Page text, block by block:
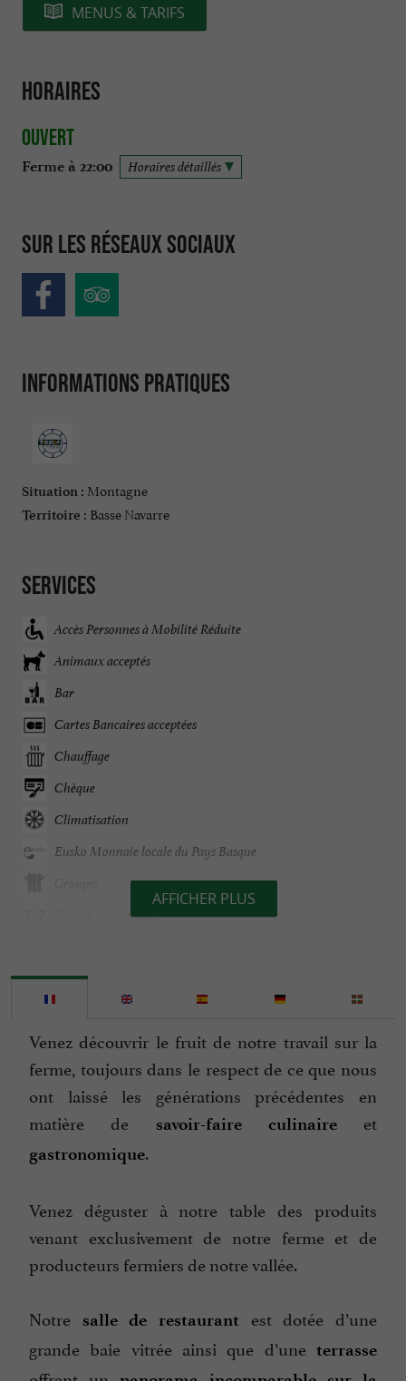
MENUS & TARIFS
Horaires
Ouvert
Ferme à 22:00 Horaires détaillés
Sur les réseaux sociaux
Informations pratiques
Situation : Montagne
Territoire : Basse Navarre
Services
Accès Personnes à Mobilité Réduite
Animaux acceptés
Bar
Cartes Bancaires acceptées
Chauffage
Chèque
Climatisation
Eusko Monnaie locale du Pays Basque
Ouvert 7 jours sur 7
Parking
Parle anglais
Parle basque
Parle espagnol
Spécialites
Vue sur la montagne
AFFICHER PLUS
Venez découvrir le fruit de notre travail sur la
ferme, toujours dans le respect de ce que nous
ont laissé les générations précédentes en
matière de
savoir-faire culinaireet
gastronomique.
Venez déguster à notre table des produits
venant exclusivement de notre ferme et de
producteurs fermiers de notre vallée.
Notre salle de restaurant
est dotée d’une
grande baie vitrée ainsi que d’une terrasse